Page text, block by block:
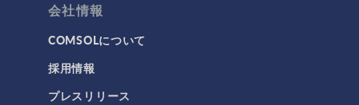
会社情報
COMSOLについて
採用情報
プレスリリース